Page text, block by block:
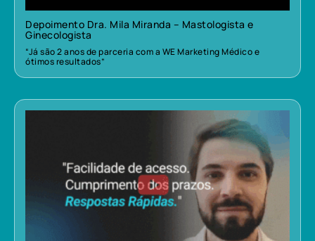
Depoimento Dra. Mila Miranda – Mastologista e
Ginecologista
“Já são 2 anos de parceria com a WE Marketing Médico e
ótimos resultados”